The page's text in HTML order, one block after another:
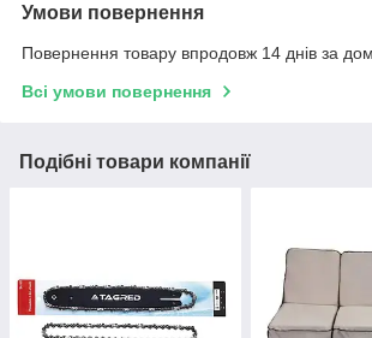
Умови повернення
Повернення товару впродовж 14 днів за
Всі умови повернення
Подібні товари компанії